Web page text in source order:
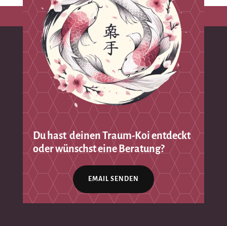
Du hast deinen Traum-Koi entdeckt
oder wünschst eine Beratung?
EMAIL SENDEN